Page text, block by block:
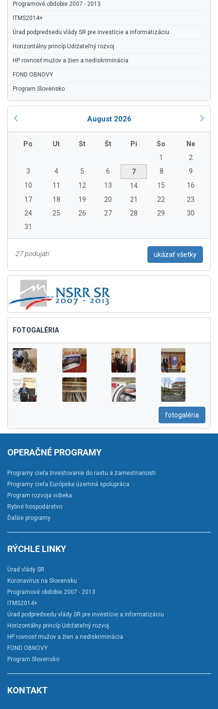
Programové obdobie 2007 - 2013
ITMS2014+
Úrad podpredsedu vlády SR pre investície a informatizáciu
Horizontálny princíp Udržateľný rozvoj
HP rovnosť mužov a žien a nediskriminácia
FOND OBNOVY
Program Slovensko
August 2026
Po Ut St Št Pi So
Ne
1
2
3
4 5 6 7 8
9
10
11 12 13 14 15
16
17
18 19 20 21 22
23
24
25 26 27 28 29
30
31
27 podujatí ukázať všetky
FOTOGALÉRIA
fotogaléria
OPERAČNÉ PROGRAMY
Programy cieľa Investovanie do rastu a zamestnanosti
Programy cieľa Európska územná spolupráca
Program rozvoja vidieka
Rybné hospodárstvo
Ďalšie programy
RÝCHLE LINKY
Úrad vlády SR
Koronavírus na Slovensku
Programové obdobie 2007 - 2013
ITMS2014+
Úrad podpredsedu vlády SR pre investície a informatizáciu
Horizontálny princíp Udržateľný rozvoj
HP rovnosť mužov a žien a nediskriminácia
FOND OBNOVY
Program Slovensko
KONTAKT